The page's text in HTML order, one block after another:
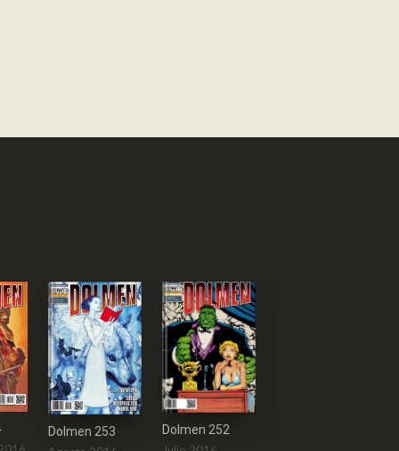
Dolmen 253
Dolmen 252